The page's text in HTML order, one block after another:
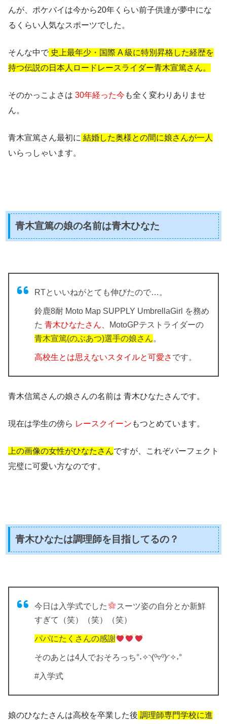
んが、ポケバイは今から20年くらい前子供達が夢中にな
るくらい人気なスポーツでした。
そんな中で 史上最年少・国際 A 級に特別昇格した経歴を
持つ伝説の日本人ロードレースライダー青木宣篤さん。
そのかっこよさは 30年経った今 も全く変わりありませ
ん。
青木宣篤さん最初に 結婚した奥様との間に娘さんが一人
いらっしゃいます。
青木宣篤の娘の名前は青木ひなた
RTといいねがとても伸びたので…。
鈴鹿8耐 Moto Map SUPPLY UmbrellaGirl を務め
た 青木ひなたさん、MotoGPテストライダーの
青木宣篤(のぶあつ)選手の娘さん。
高校生とは思えないスタイルと可愛さ です。
青木信篤さんの娘さんの名前は 青木ひなたさんです。
現在は学生の傍ら レースクイーン もつとめています。
上の画像の女性がひなたさんですが、これぞパーフェクト
完璧に可愛い方なのです。
青木ひなたは調理師を目指してるの？
今日は入学式でした
スーツ姿の自分とか新鮮
すぎて（笑）（笑）（笑）
パパにたくさんの感謝
そのあとは4人でおそろっち°˖✧◝(⁰▿⁰)◜✧˖°
#入学式
娘のひなたさんは高校を卒業した後 調理師専門学校に進